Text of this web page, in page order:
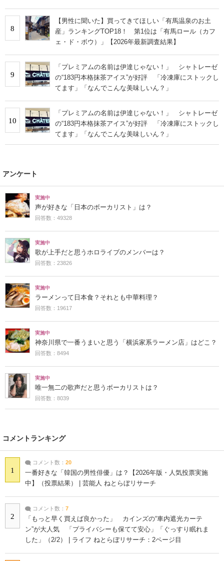
8
【男性に聞いた】買ってきてほしい「有馬温泉のお土
産」ランキングTOP18！ 第1位は「有馬ロール（カフ
ェ・ド・ボウ）」【2026年最新調査結果】
9
「プレミアムの名前は伊達じゃない！」 シャトレーゼ
の“183円本格抹茶アイス”が好評 「冷凍庫にストックし
てます」「なんでこんな美味しいん？」
10
「プレミアムの名前は伊達じゃない！」 シャトレーゼ
の“183円本格抹茶アイス”が好評 「冷凍庫にストックし
てます」「なんでこんな美味しいん？」
アンケート
実施中
声が好きな「日本のボーカリスト」は？
回答数：49328
実施中
歌が上手だと思うホロライブのメンバーは？
回答数：23826
実施中
ラーメンって日本食？それとも中華料理？
回答数：19617
実施中
神奈川県で一番うまいと思う「横浜家系ラーメン店」はどこ？
回答数：8494
実施中
唯一無二の歌声だと思うボーカリストは？
回答数：8039
コメントランキング
1
コメント数： 20
一番好きな「韓国の男性俳優」は？【2026年版・人気投票実施
中】（投票結果） | 芸能人 ねとらぼリサーチ
2
コメント数： 7
「もっと早く買えば良かった」 カインズの“車内遮光カーテ
ン”が大人気 「プライバシーも保てて安心」「ぐっすり眠れま
した」（2/2） | ライフ ねとらぼリサーチ：2ページ目